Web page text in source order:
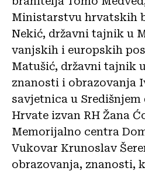
Ministarstvu hrvatskih
Nekić, državni tajnik u
vanjskih i europskih
Matušić, državni tajnik
znanosti i obrazovanja
savjetnica u Središnjem
Hrvate izvan RH Žana
Memorijalno centra
Vukovar Krunoslav
obrazovanja, znanosti,